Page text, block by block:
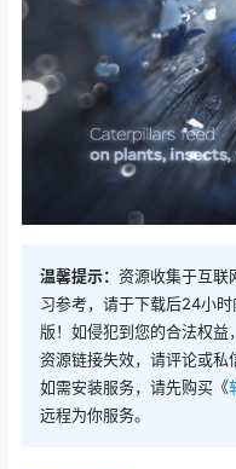
温馨提示： 资源收集于互联
习参考，请于下载后24小
版！如侵犯到您的合法权益
资源链接失效，请评论或私
如需安装服务，请先购买《
远程为你服务。